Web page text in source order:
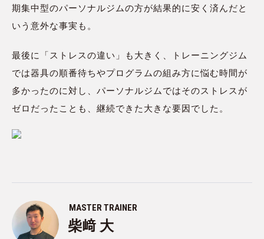
期集中型のパーソナルジムの方が結果的に安く済んだと
いう意外な事実も。
最後に「ストレスの違い」も大きく、トレーニングジム
では器具の順番待ちやプログラムの組み方に悩む時間が
多かったのに対し、パーソナルジムではそのストレスが
ゼロだったことも、継続できた大きな要因でした。
MASTER TRAINER
柴﨑 大